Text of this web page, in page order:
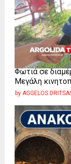
Φωτιά σε
Μεγάλη
by AGGELOS